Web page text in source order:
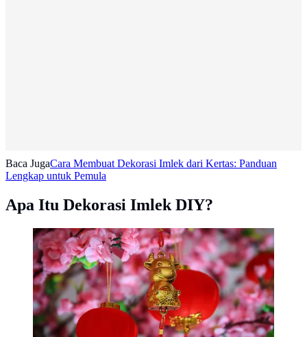
Baca JugaCara Membuat Dekorasi Imlek dari Kertas: Panduan
Lengkap untuk Pemula
Apa Itu Dekorasi Imlek DIY?
Ilustrasi Dekorasi Imlek. Photo by Nasser alsubie from
Pixabay